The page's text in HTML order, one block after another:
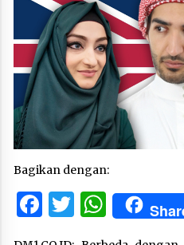
Bagikan dengan:
Facebook
Twitter